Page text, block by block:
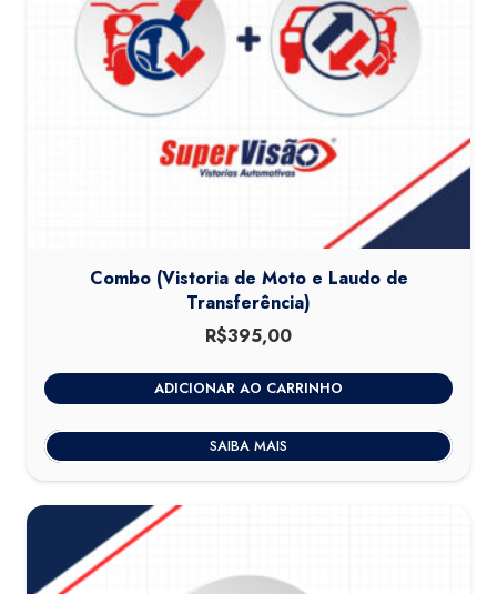
Combo (Vistoria de Moto e Laudo de
Transferência)
R$395,00
ADICIONAR AO CARRINHO
SAIBA MAIS